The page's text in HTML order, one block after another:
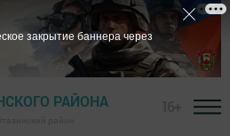
РАЙОНА
закрытие баннера через